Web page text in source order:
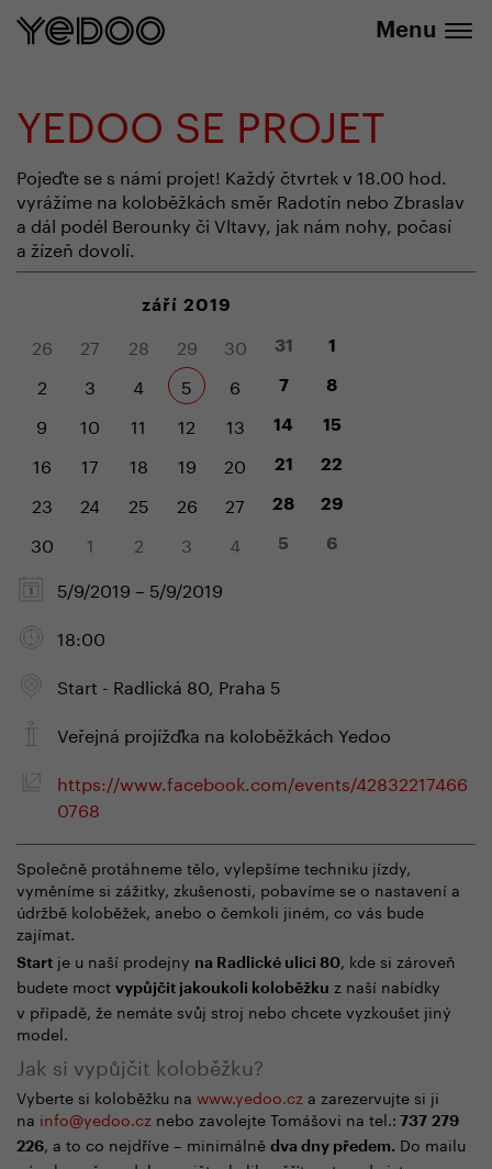
Menu
YEDOO SE PROJET
Pojeďte se s námi projet! Každý čtvrtek v 18.00 hod.
vyrážíme na koloběžkách směr Radotín nebo Zbraslav
a dál podél Berounky či Vltavy, jak nám nohy, počasí
a žízeň dovolí.
září 2019
26 27 28 29 30 31 1
2 3 4 5 6 7 8
9 10 11 12 13 14 15
16 17 18 19 20 21 22
23 24 25 26 27 28 29
30 1 2 3 4 5 6
5/9/2019 – 5/9/2019
18:00
Start - Radlická 80, Praha 5
Veřejná projížďka na koloběžkách Yedoo
https://www.facebook.com/events/42832217466
0768
Společně protáhneme tělo, vylepšíme techniku jízdy,
vyměníme si zážitky, zkušenosti, pobavíme se o nastavení a
údržbě koloběžek, anebo o čemkoli jiném, co vás bude
zajímat.
Start je u naší prodejny na Radlické ulici 80, kde si zároveň
budete moct vypůjčit jakoukoli koloběžku z naší nabídky
v případě, že nemáte svůj stroj nebo chcete vyzkoušet jiný
model.
Jak si vypůjčit koloběžku?
Vyberte si koloběžku na www.yedoo.cza zarezervujte si ji
na info@yedoo.cz nebo zavolejte Tomášovi na tel.: 737 279
226, a to co nejdříve – minimálně dva dny předem. Do mailu